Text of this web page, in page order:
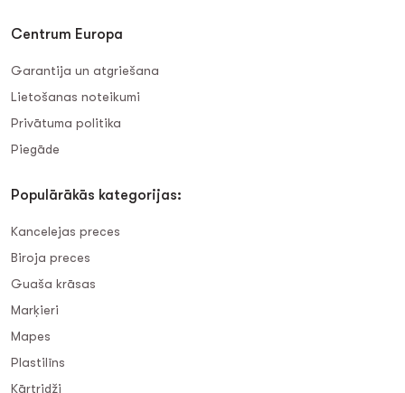
Centrum Europa
Garantija un atgriešana
Lietošanas noteikumi
Privātuma politika
Piegāde
Populārākās kategorijas:
Kancelejas preces
Biroja preces
Guaša krāsas
Marķieri
Mapes
Plastilīns
Kārtridži